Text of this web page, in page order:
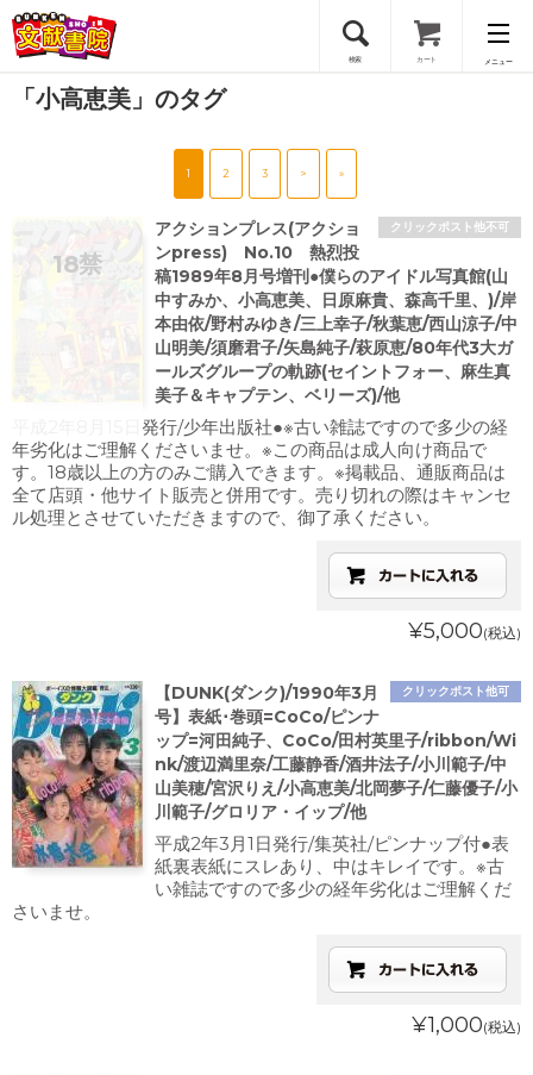
検索 カート メニュー
会員登録
「小高恵美」のタグ
1 2 3 > »
クリックポスト他不可
アクションプレス(アクショ
ンpress) No.10 熱烈投
稿1989年8月号増刊●僕らのアイドル写真館(山
中すみか、小高恵美、日原麻貴、森高千里、)/岸
本由依/野村みゆき/三上幸子/秋葉恵/西山涼子/中
山明美/須磨君子/矢島純子/萩原恵/80年代3大ガ
ールズグループの軌跡(セイントフォー、麻生真
美子＆キャプテン、ベリーズ)/他
平成2年8月15日発行/少年出版社●※古い雑誌ですので多少の経
年劣化はご理解くださいませ。※この商品は成人向け商品で
す。18歳以上の方のみご購入できます。※掲載品、通販商品は
全て店頭・他サイト販売と併用です。売り切れの際はキャンセ
ル処理とさせていただきますので、御了承ください。
¥5,000(税込)
クリックポスト他可
【DUNK(ダンク)/1990年3月
号】表紙･巻頭=CoCo/ピンナ
ップ=河田純子、CoCo/田村英里子/ribbon/Wi
nk/渡辺満里奈/工藤静香/酒井法子/小川範子/中
山美穂/宮沢りえ/小高恵美/北岡夢子/仁藤優子/小
川範子/グロリア・イップ/他
平成2年3月1日発行/集英社/ピンナップ付●表
紙裏表紙にスレあり、中はキレイです。※古
い雑誌ですので多少の経年劣化はご理解くだ
さいませ。
¥1,000(税込)